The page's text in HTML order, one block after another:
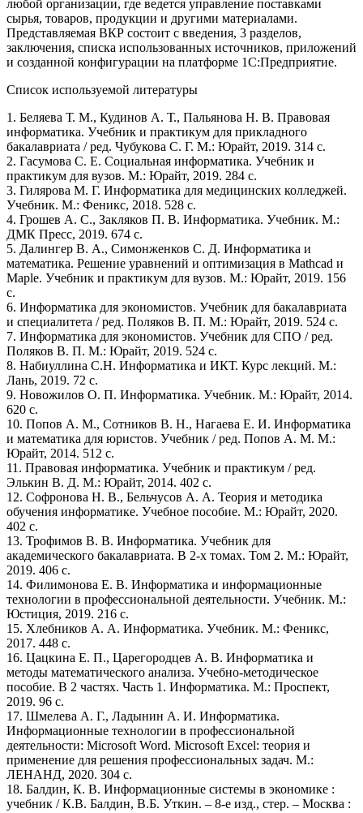
любой организации, где ведется управление поставками
сырья, товаров, продукции и другими материалами.
Представляемая ВКР состоит с введения, 3 разделов,
заключения, списка использованных источников, приложений
и созданной конфигурации на платформе 1С:Предприятие.
Список используемой литературы
1. Беляева Т. М., Кудинов А. Т., Пальянова Н. В. Правовая
информатика. Учебник и практикум для прикладного
бакалавриата / ред. Чубукова С. Г. М.: Юрайт, 2019. 314 с.
2. Гасумова С. Е. Социальная информатика. Учебник и
практикум для вузов. М.: Юрайт, 2019. 284 с.
3. Гилярова М. Г. Информатика для медицинских колледжей.
Учебник. М.: Феникс, 2018. 528 с.
4. Грошев А. С., Закляков П. В. Информатика. Учебник. М.:
ДМК Пресс, 2019. 674 с.
5. Далингер В. А., Симонженков С. Д. Информатика и
математика. Решение уравнений и оптимизация в Mathcad и
Maple. Учебник и практикум для вузов. М.: Юрайт, 2019. 156
с.
6. Информатика для экономистов. Учебник для бакалавриата
и специалитета / ред. Поляков В. П. М.: Юрайт, 2019. 524 с.
7. Информатика для экономистов. Учебник для СПО / ред.
Поляков В. П. М.: Юрайт, 2019. 524 с.
8. Набиуллина С.Н. Информатика и ИКТ. Курс лекций. М.:
Лань, 2019. 72 с.
9. Новожилов О. П. Информатика. Учебник. М.: Юрайт, 2014.
620 с.
10. Попов А. М., Сотников В. Н., Нагаева Е. И. Информатика
и математика для юристов. Учебник / ред. Попов А. М. М.:
Юрайт, 2014. 512 с.
11. Правовая информатика. Учебник и практикум / ред.
Элькин В. Д. М.: Юрайт, 2014. 402 с.
12. Софронова Н. В., Бельчусов А. А. Теория и методика
обучения информатике. Учебное пособие. М.: Юрайт, 2020.
402 с.
13. Трофимов В. В. Информатика. Учебник для
академического бакалавриата. В 2-х томах. Том 2. М.: Юрайт,
2019. 406 с.
14. Филимонова Е. В. Информатика и информационные
технологии в профессиональной деятельности. Учебник. М.:
Юстиция, 2019. 216 с.
15. Хлебников А. А. Информатика. Учебник. М.: Феникс,
2017. 448 с.
16. Цацкина Е. П., Царегородцев А. В. Информатика и
методы математического анализа. Учебно-методическое
пособие. В 2 частях. Часть 1. Информатика. М.: Проспект,
2019. 96 с.
17. Шмелева А. Г., Ладынин А. И. Информатика.
Информационные технологии в профессиональной
деятельности: Microsoft Word. Microsoft Excel: теория и
применение для решения профессиональных задач. М.:
ЛЕНАНД, 2020. 304 с.
18. Балдин, К. В. Информационные системы в экономике :
учебник / К.В. Балдин, В.Б. Уткин. – 8-е изд., стер. – Москва :